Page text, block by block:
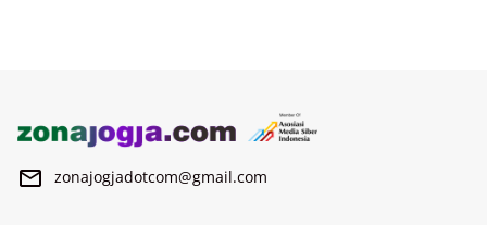
zonajogjadotcom@gmail.com